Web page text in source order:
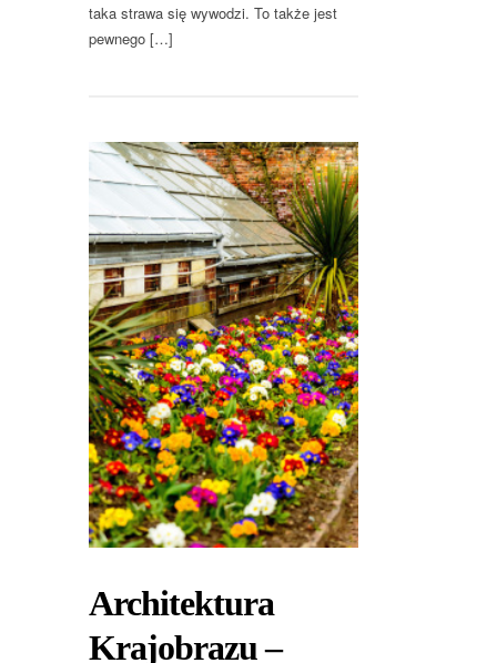
taka strawa się wywodzi. To także jest
pewnego […]
Architektura
Krajobrazu –